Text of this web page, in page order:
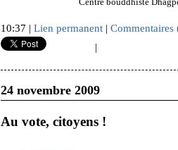
10:37 | Lien permanent | Commentaires
|
24 novembre 2009
Au vote, citoyens !